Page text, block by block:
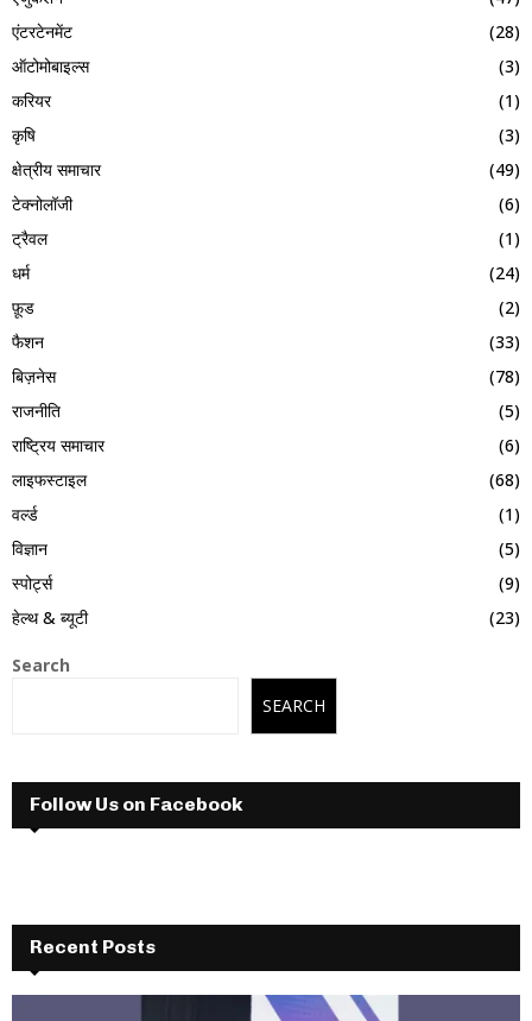
एंटरटेनमेंट
(28)
ऑटोमोबाइल्स
(3)
करियर
(1)
कृषि
(3)
क्षेत्रीय समाचार
(49)
टेक्नोलॉजी
(6)
ट्रैवल
(1)
धर्म
(24)
फ़ूड
(2)
फैशन
(33)
बिज़नेस
(78)
राजनीति
(5)
राष्ट्रिय समाचार
(6)
लाइफस्टाइल
(68)
वर्ल्ड
(1)
विज्ञान
(5)
स्पोर्ट्स
(9)
हेल्थ & ब्यूटी
(23)
Search
SEARCH
Follow Us on Facebook
Recent Posts